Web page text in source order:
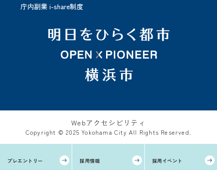
プレエントリー 採用情報 採用イベント
庁内副業 i-share制度
Webアクセシビリティ
Copyright © 2025 Yokohama City All Rights Reserved.